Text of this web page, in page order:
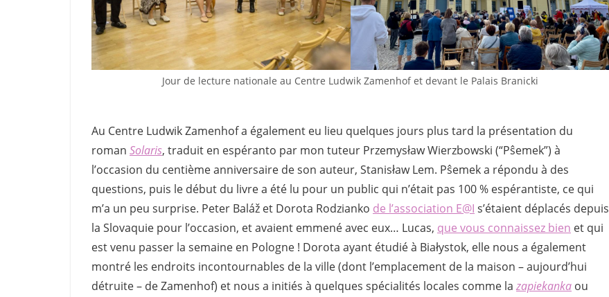
Jour de lecture nationale au Centre Ludwik Zamenhof et devant le Palais Branicki
Au Centre Ludwik Zamenhof a également eu lieu quelques jours plus tard la présentation du
roman Solaris, traduit en espéranto par mon tuteur Przemysław Wierzbowski (“Pŝemek”) à
l’occasion du centième anniversaire de son auteur, Stanisław Lem. Pŝemek a répondu à des
questions, puis le début du livre a été lu pour un public qui n’était pas 100 % espérantiste, ce qui
m’a un peu surprise. Peter Baláž et Dorota Rodzianko de l’association E@I s’étaient déplacés depuis
la Slovaquie pour l’occasion, et avaient emmené avec eux… Lucas, que vous connaissez bien et qui
est venu passer la semaine en Pologne ! Dorota ayant étudié à Białystok, elle nous a également
montré les endroits incontournables de la ville (dont l’emplacement de la maison – aujourd’hui
détruite – de Zamenhof) et nous a initiés à quelques spécialités locales comme la zapiekanka ou